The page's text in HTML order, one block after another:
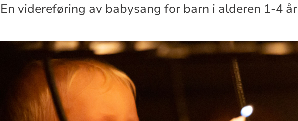
En videreføring av babysang for barn i alderen 1-4 år